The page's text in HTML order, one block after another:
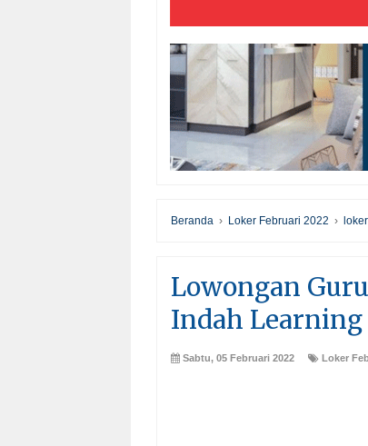
Beranda › Loker Februari 2022 ›
Lowongan
Indah
Sabtu, 05 Februari 2022 Loker